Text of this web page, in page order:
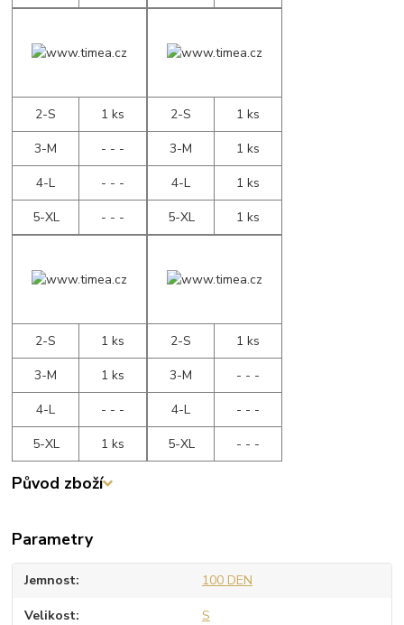
2-S
1 ks
3-M
- - -
4-L
- - -
5-XL
- - -
2-S
1 ks
3-M
1 ks
4-L
1 ks
5-XL
1 ks
2-S
1 ks
3-M
1 ks
4-L
- - -
5-XL
1 ks
2-S
1 ks
3-M
- - -
4-L
- - -
5-XL
- - -
Původ zboží
Parametry
Jemnost 100 DEN
Velikost S